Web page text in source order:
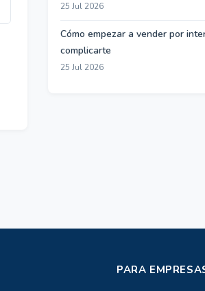
25 Jul 2026
Cómo empezar a vender por
complicarte
25 Jul 2026
PARA